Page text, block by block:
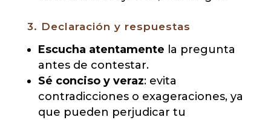
3. Declaración y respuestas
Escucha atentamente la pregunta
antes de contestar.
Sé conciso y veraz: evita
contradicciones o exageraciones, ya
que pueden perjudicar tu